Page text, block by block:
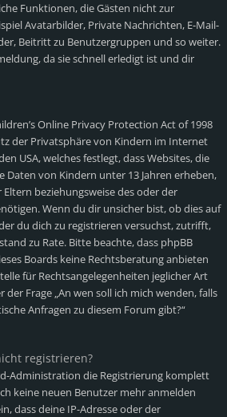
Funktionen, die Gästen nicht zur
Avatarbilder, Private Nachrichten, E-Mail-
Beitritt zu Benutzergruppen und so weiter.
da sie schnell erledigt ist und dir
Online Privacy Protection Act of 1998
der Privatsphäre von Kindern im Internet
USA, welches festlegt, dass Websites, die
Daten von Kindern unter 13 Jahren erheben,
beziehungsweise des oder der
Wenn du dir unsicher bist, ob dies auf
du dich zu registrieren versuchst, zutrifft,
zu Rate. Bitte beachte, dass phpBB
Boards keine Rechtsberatung anbieten
für Rechtsangelegenheiten jeglicher Art
der Frage „An wen soll ich mich wenden, falls
Anfragen zu diesem Forum gibt?“
registrieren?
Administration die Registrierung komplett
keine neuen Benutzer mehr anmelden
dass deine IP-Adresse oder der